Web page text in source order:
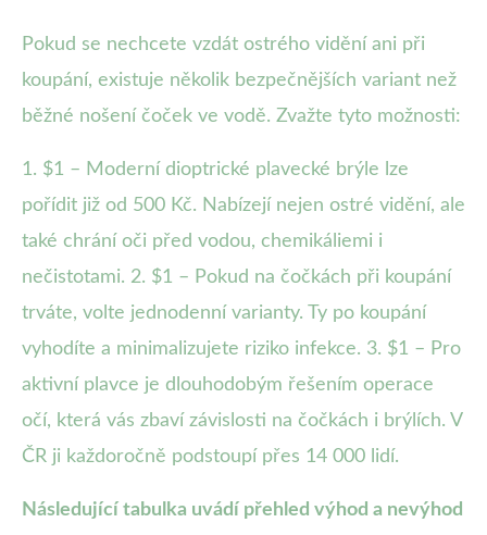
Pokud se nechcete vzdát ostrého vidění ani při
koupání, existuje několik bezpečnějších variant než
běžné nošení čoček ve vodě. Zvažte tyto možnosti:
1. $1 – Moderní dioptrické plavecké brýle lze
pořídit již od 500 Kč. Nabízejí nejen ostré vidění, ale
také chrání oči před vodou, chemikáliemi i
nečistotami. 2. $1 – Pokud na čočkách při koupání
trváte, volte jednodenní varianty. Ty po koupání
vyhodíte a minimalizujete riziko infekce. 3. $1 – Pro
aktivní plavce je dlouhodobým řešením operace
očí, která vás zbaví závislosti na čočkách i brýlích. V
ČR ji každoročně podstoupí přes 14 000 lidí.
Následující tabulka uvádí přehled výhod a nevýhod